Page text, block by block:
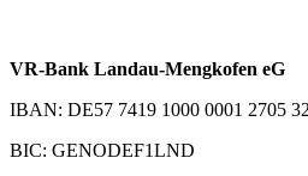
VR-Bank Landau-Mengkofen eG
IBAN: DE57 7419 1000 0001 2705 32
BIC: GENODEF1LND